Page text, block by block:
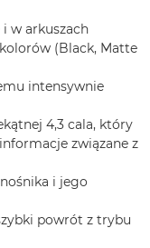
w arkuszach
(Black, Matte
intensywnie
4,3 cala, który
związane z
i jego
powrót z trybu